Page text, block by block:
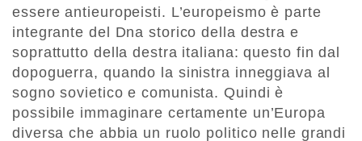
essere antieuropeisti. L’europeismo è parte
integrante del Dna storico della destra e
soprattutto della destra italiana: questo fin dal
dopoguerra, quando la sinistra inneggiava al
sogno sovietico e comunista. Quindi è
possibile immaginare certamente un’Europa
diversa che abbia un ruolo politico nelle grandi